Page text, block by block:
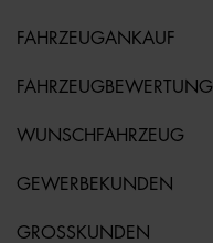
FAHRZEUGANKAUF
FAHRZEUGBEWERTUNG
WUNSCHFAHRZEUG
GEWERBEKUNDEN
GROSSKUNDEN